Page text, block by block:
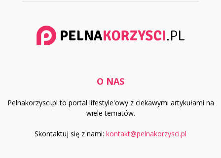
O NAS
Pelnakorzysci.pl to portal lifestyle'owy z ciekawymi artykułami na
wiele tematów.
Skontaktuj się z nami: kontakt@pelnakorzysci.pl